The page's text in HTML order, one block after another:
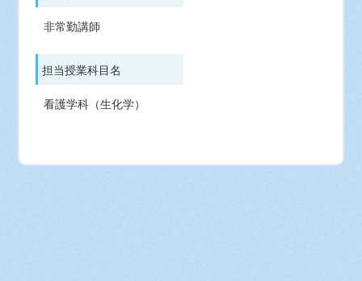
非常勤講師
担当授業科目名
看護学科（生化学）